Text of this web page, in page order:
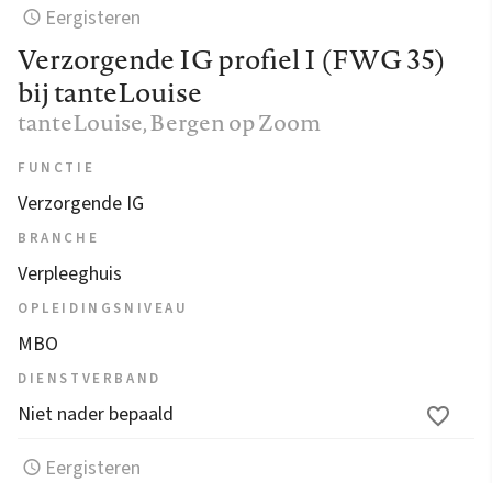
Eergisteren
Verzorgende IG profiel I (FWG 35)
bij tanteLouise
tanteLouise, Bergen op Zoom
FUNCTIE
Verzorgende IG
BRANCHE
Verpleeghuis
OPLEIDINGSNIVEAU
MBO
DIENSTVERBAND
Niet nader bepaald
Eergisteren